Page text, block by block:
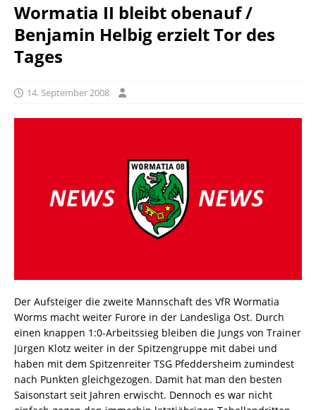
Wormatia II bleibt obenauf /
Benjamin Helbig erzielt Tor des
Tages
14. September 2008
Der Aufsteiger die zweite Mannschaft des VfR Wormatia
Worms macht weiter Furore in der Landesliga Ost. Durch
einen knappen 1:0-Arbeitssieg bleiben die Jungs von Trainer
Jürgen Klotz weiter in der Spitzengruppe mit dabei und
haben mit dem Spitzenreiter TSG Pfeddersheim zumindest
nach Punkten gleichgezogen. Damit hat man den besten
Saisonstart seit Jahren erwischt. Dennoch es war nicht